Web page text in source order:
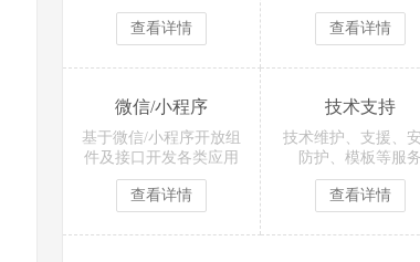
查看详情 查看详情
微信/小程序
基于微信/小程序开放组
件及接口开发各类应用
查看详情
技术支持
技术维护、支援、
防护、模板等服
查看详情